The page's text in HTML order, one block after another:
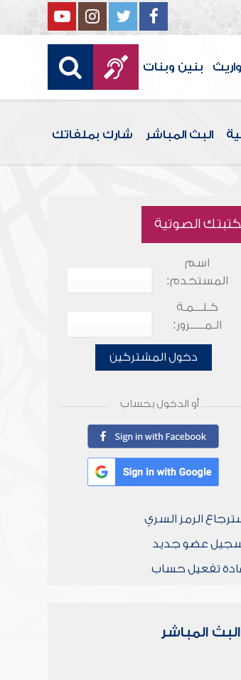
بنين وبنات
البث المباشر شارك بملفاتك
الصوتية
اسم
المستخدم:
كـلـــمـة
الـمـــــرور:
دخول المشتركين
أو الدخول بحساب
الرمز السري
عضو جديد
تفعيل حساب
البث المباشر